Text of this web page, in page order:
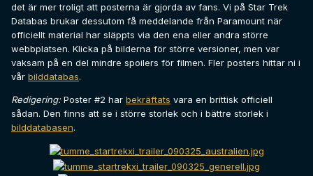
det är mer troligt att posterna är gjorda av fans. Vi på Star Trek
Databas brukar dessutom få meddelande från Paramount när
officiellt material har släppts via den ena eller andra större
webbplatsen. Klicka på bilderna för större versioner, men var
vaksam på en del mindre spoilers för filmen. Fler posters hittar ni i
vår bilddatabas.
Redigering:Poster #2 har bekräftats vara en brittisk officiell
sådan. Den finns att se i större storlek och i bättre storlek i
bilddatabasen.